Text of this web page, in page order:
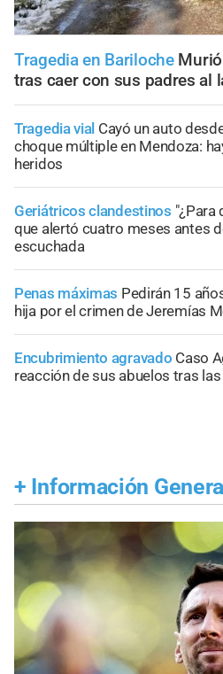
Tragedia en Bariloche
tras caer con sus padres al
Tragedia vial Cayó un auto
choque múltiple en Mendoza:
heridos
Geriátricos clandestinos "¿Para
que alertó cuatro meses antes
escuchada
Penas máximas Pedirán 15
hija por el crimen de Jeremías
Encubrimiento agravado Caso
reacción de sus abuelos tras
+ Información General